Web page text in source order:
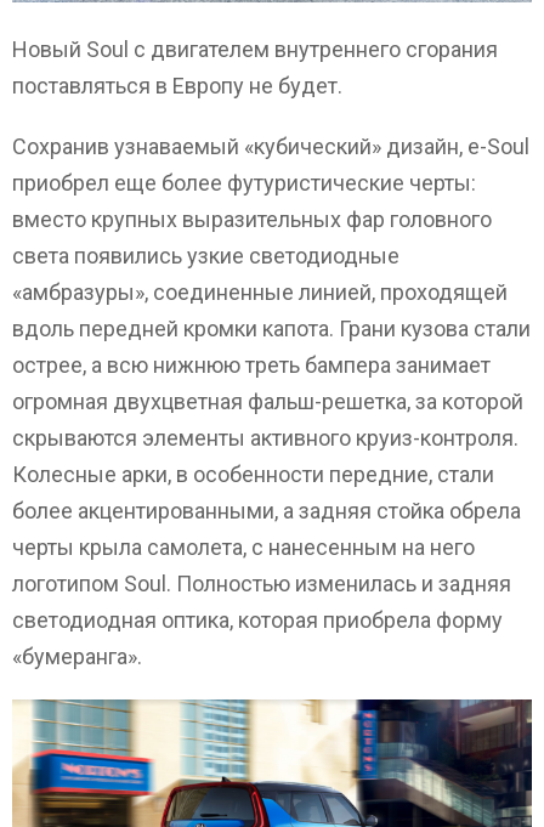
Новый Soul с двигателем внутреннего сгорания
поставляться в Европу не будет.
Сохранив узнаваемый «кубический» дизайн, e-Soul
приобрел еще более футуристические черты:
вместо крупных выразительных фар головного
света появились узкие светодиодные
«амбразуры», соединенные линией, проходящей
вдоль передней кромки капота. Грани кузова стали
острее, а всю нижнюю треть бампера занимает
огромная двухцветная фальш-решетка, за которой
скрываются элементы активного круиз-контроля.
Колесные арки, в особенности передние, стали
более акцентированными, а задняя стойка обрела
черты крыла самолета, с нанесенным на него
логотипом Soul. Полностью изменилась и задняя
светодиодная оптика, которая приобрела форму
«бумеранга».